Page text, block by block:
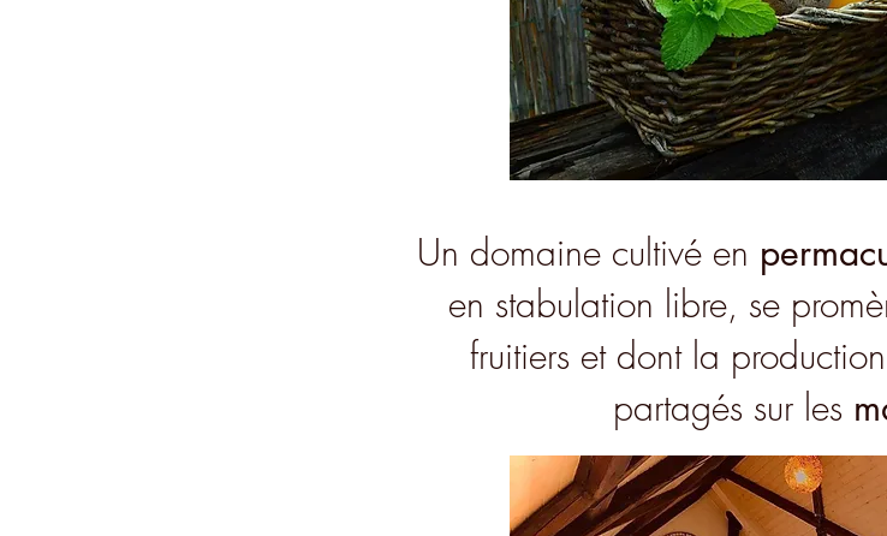
Un domaine cultivé en
en stabulation libre, se
fruitiers et dont la
partagés sur les